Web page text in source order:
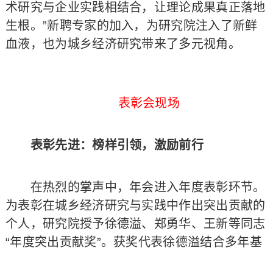
术研究与企业实践相结合，让理论成果真正落地
生根。”新聘专家的加入，为研究院注入了新鲜
血液，也为城乡经济研究带来了多元视角。
表彰会现场
表彰先进：榜样引领，激励前行
在热烈的掌声中，年会进入年度表彰环节。
为表彰在城乡经济研究与实践中作出突出贡献的
个人，研究院授予徐德溢、郑勇华、王新等同志
“年度突出贡献奖”。获奖代表徐德溢结合多年基